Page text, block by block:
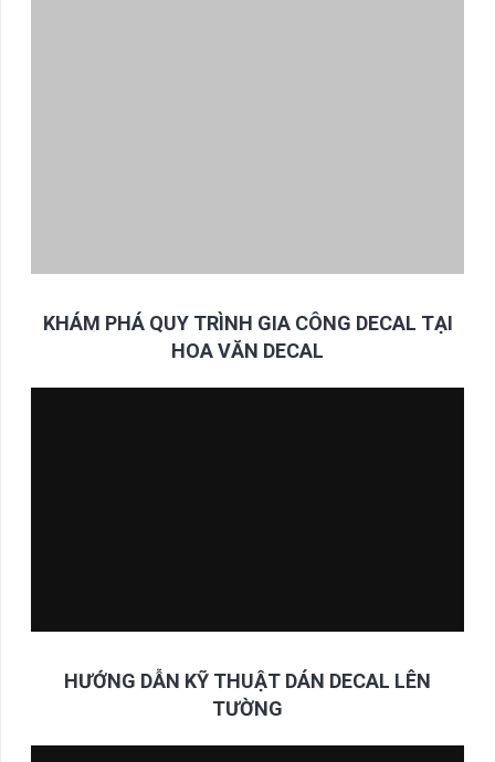
KHÁM PHÁ QUY TRÌNH GIA CÔNG DECAL TẠI
HOA VĂN DECAL
HƯỚNG DẪN KỸ THUẬT DÁN DECAL LÊN
TƯỜNG